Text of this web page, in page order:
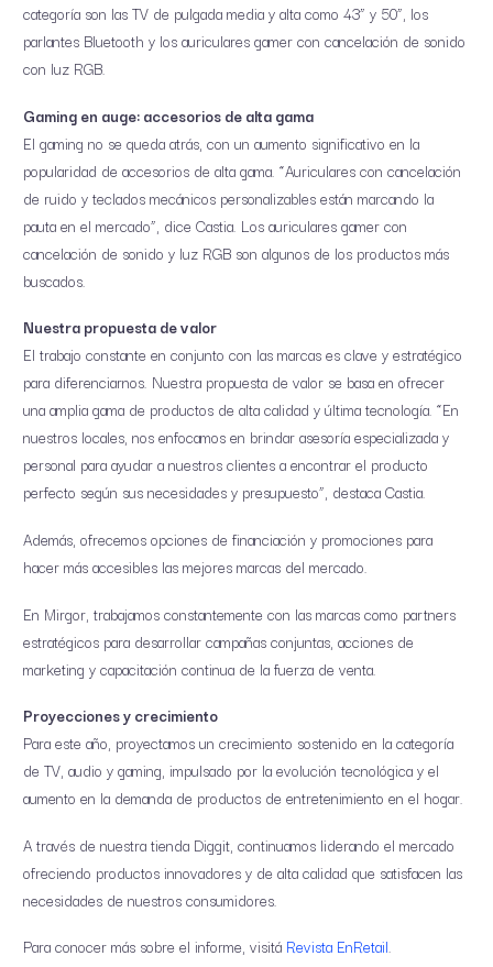
categoría son las TV de pulgada media y alta como 43” y 50”, los
parlantes Bluetooth y los auriculares gamer con cancelación de sonido
con luz RGB.
Gaming en auge: accesorios de alta gama
El gaming no se queda atrás, con un aumento significativo en la
popularidad de accesorios de alta gama. “Auriculares con cancelación
de ruido y teclados mecánicos personalizables están marcando la
pauta en el mercado”, dice Castia. Los auriculares gamer con
cancelación de sonido y luz RGB son algunos de los productos más
buscados.
Nuestra propuesta de valor
El trabajo constante en conjunto con las marcas es clave y estratégico
para diferenciarnos. Nuestra propuesta de valor se basa en ofrecer
una amplia gama de productos de alta calidad y última tecnología. “En
nuestros locales, nos enfocamos en brindar asesoría especializada y
personal para ayudar a nuestros clientes a encontrar el producto
perfecto según sus necesidades y presupuesto”, destaca Castia.
Además, ofrecemos opciones de financiación y promociones para
hacer más accesibles las mejores marcas del mercado.
En Mirgor, trabajamos constantemente con las marcas como partners
estratégicos para desarrollar campañas conjuntas, acciones de
marketing y capacitación continua de la fuerza de venta.
Proyecciones y crecimiento
Para este año, proyectamos un crecimiento sostenido en la categoría
de TV, audio y gaming, impulsado por la evolución tecnológica y el
aumento en la demanda de productos de entretenimiento en el hogar.
A través de nuestra tienda Diggit, continuamos liderando el mercado
ofreciendo productos innovadores y de alta calidad que satisfacen las
necesidades de nuestros consumidores.
Para conocer más sobre el informe, visitá Revista EnRetail.